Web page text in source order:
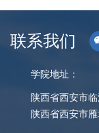
联系我们
学院地址：
陕西省西安市
陕西省西安市